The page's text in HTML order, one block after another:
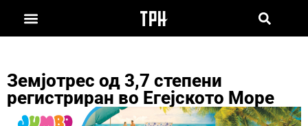
Земјотрес од 3,7 степени
регистриран во Егејското Море